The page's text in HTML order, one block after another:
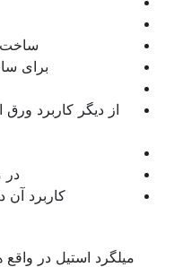
ساخت
برای
از دیگر کاربرد
در
کاربرد آن
میلگرد استیل در